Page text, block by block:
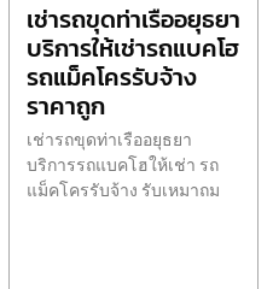
เช่ารถขุดท่าเรืออยุธยา
บริการให้เช่ารถแบคโฮ
รถแม็คโครรับจ้าง
ราคาถูก
เช่ารถขุดท่าเรืออยุธยา
บริการรถแบคโฮให้เช่า รถ
แม็คโครรับจ้าง รับเหมาถม